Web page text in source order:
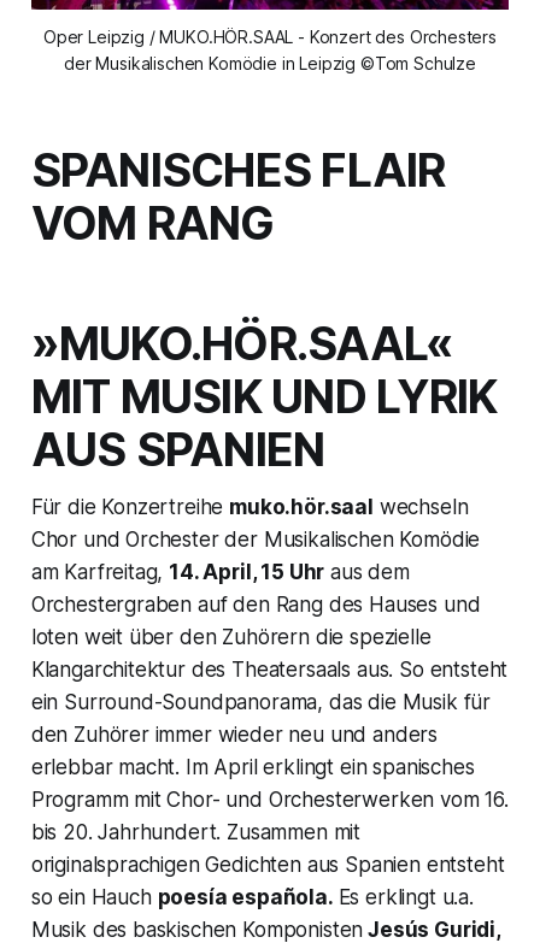
Oper Leipzig / MUKO.HÖR.SAAL - Konzert des Orchesters
der Musikalischen Komödie in Leipzig ©Tom Schulze
SPANISCHES FLAIR
VOM RANG
»MUKO.HÖR.SAAL«
MIT MUSIK UND LYRIK
AUS SPANIEN
Für die Konzertreihe muko.hör.saal wechseln
Chor und Orchester der Musikalischen Komödie
am Karfreitag, 14. April, 15 Uhr aus dem
Orchestergraben auf den Rang des Hauses und
loten weit über den Zuhörern die spezielle
Klangarchitektur des Theatersaals aus. So entsteht
ein Surround-Soundpanorama, das die Musik für
den Zuhörer immer wieder neu und anders
erlebbar macht. Im April erklingt ein spanisches
Programm mit Chor- und Orchesterwerken vom 16.
bis 20. Jahrhundert. Zusammen mit
originalsprachigen Gedichten aus Spanien entsteht
so ein Hauch poesía española. Es erklingt u.a.
Musik des baskischen Komponisten Jesús Guridi,